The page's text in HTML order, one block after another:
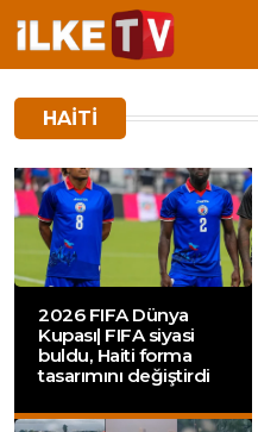
HAITI
2026 FIFA Dünya
Kupası| FIFA siyasi
buldu, Haiti forma
tasarımını değiştirdi